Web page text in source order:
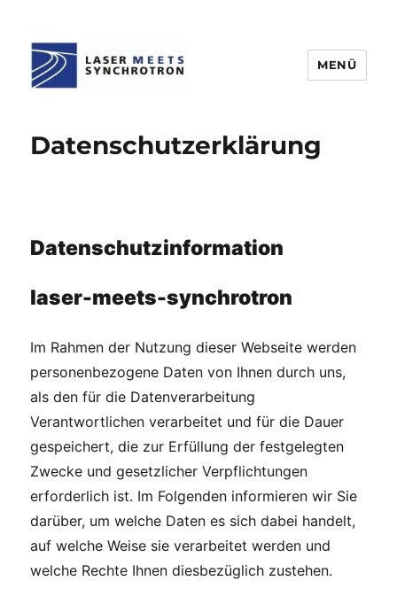
MENÜ
Datenschutzerklärung
Datenschutzinformation
laser-meets-synchrotron
Im Rahmen der Nutzung dieser Webseite werden
personenbezogene Daten von Ihnen durch uns,
als den für die Datenverarbeitung
Verantwortlichen verarbeitet und für die Dauer
gespeichert, die zur Erfüllung der festgelegten
Zwecke und gesetzlicher Verpflichtungen
erforderlich ist. Im Folgenden informieren wir Sie
darüber, um welche Daten es sich dabei handelt,
auf welche Weise sie verarbeitet werden und
welche Rechte Ihnen diesbezüglich zustehen.